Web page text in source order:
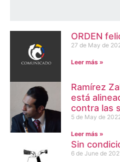
ORDEN
27 de May de
Leer más »
Ramírez
está
contra las
5 de May de
Leer más »
Sin
6 de June de